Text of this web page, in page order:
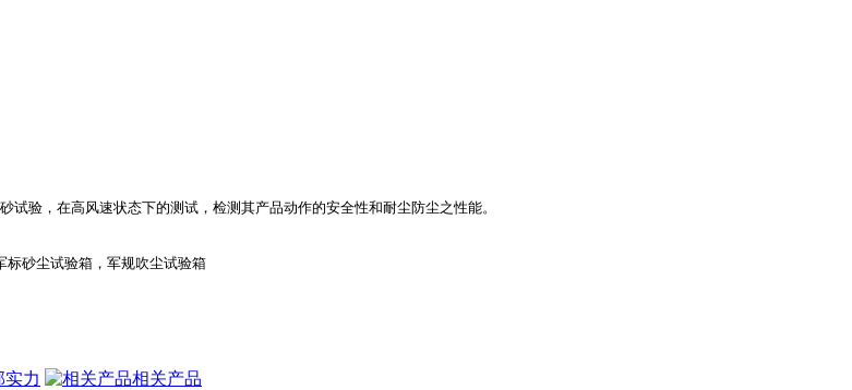
验，在高风速状态下的测试，检测其产品动作的安全性和耐尘防尘之性能。
实力
相关产品